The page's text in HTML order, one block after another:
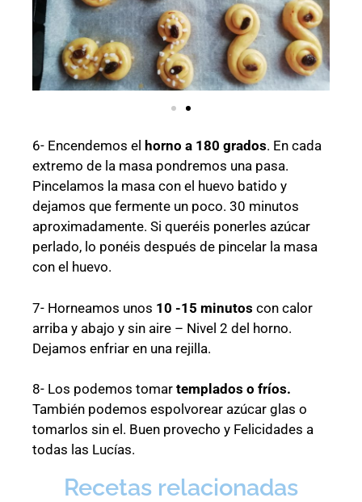
6- Encendemos el horno a 180 grados. En cada
extremo de la masa pondremos una pasa.
Pincelamos la masa con el huevo batido y
dejamos que fermente un poco. 30 minutos
aproximadamente. Si queréis ponerles azúcar
perlado, lo ponéis después de pincelar la masa
con el huevo.
7- Horneamos unos 10 -15 minutos con calor
arriba y abajo y sin aire – Nivel 2 del horno.
Dejamos enfriar en una rejilla.
8- Los podemos tomar templados o fríos.
También podemos espolvorear azúcar glas o
tomarlos sin el. Buen provecho y Felicidades a
todas las Lucías.
Recetas relacionadas